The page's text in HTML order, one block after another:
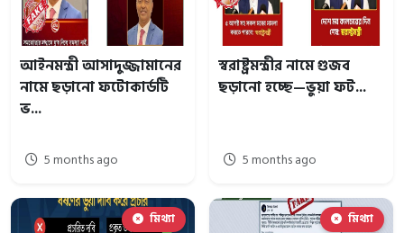
আইনমন্ত্রী আসাদুজ্জামানের
নামে ছড়ানো ফটোকার্ডটি
ভ...
5 months ago
স্বরাষ্ট্রমন্ত্রীর নামে গুজব
ছড়ানো হচ্ছে—ভুয়া ফট...
5 months ago
মিথ্যা মিথ্যা